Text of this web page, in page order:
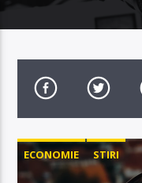
ECONOMIE STIRI